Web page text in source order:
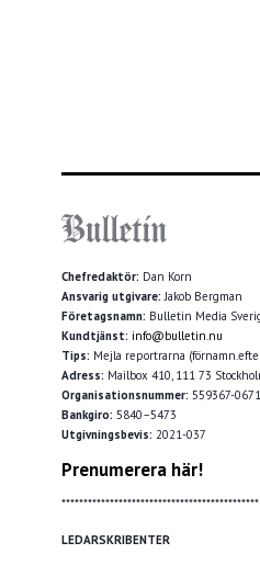
Chefredaktör: Dan Korn
Ansvarig utgivare:Jakob Bergman
Företagsnamn: Bulletin Media
Kundtjänst: info@bulletin.nu
Tips: Mejla reportrarna
Adress: Mailbox 410, 111 73
Organisationsnummer: 559367-0671
Bankgiro: 5840–5473
Utgivningsbevis: 2021-037
Prenumerera här!
*********************************************
LEDARSKRIBENTER